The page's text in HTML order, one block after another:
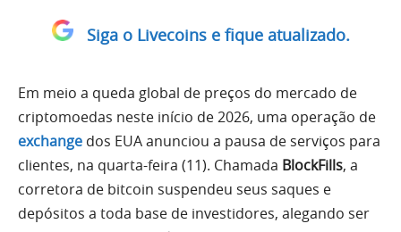
Siga o Livecoins e fique atualizado.
Em meio a queda global de preços do mercado de
criptomoedas neste início de 2026, uma operação de
exchange dos EUA anunciou a pausa de serviços para
clientes, na quarta-feira (11). Chamada BlockFills, a
corretora de bitcoin suspendeu seus saques e
depósitos a toda base de investidores, alegando ser